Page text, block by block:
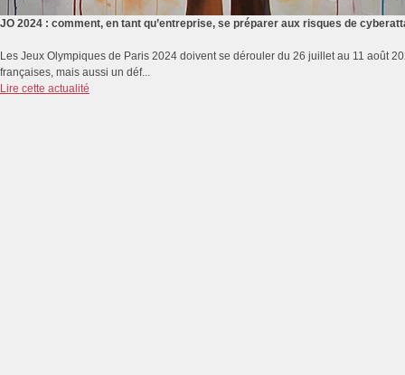
JO 2024 : comment, en tant qu’entreprise, se préparer aux risques de
Les Jeux Olympiques de Paris 2024 doivent se dérouler du 26 juillet au 11 août
françaises, mais aussi un déf...
Lire cette actualité